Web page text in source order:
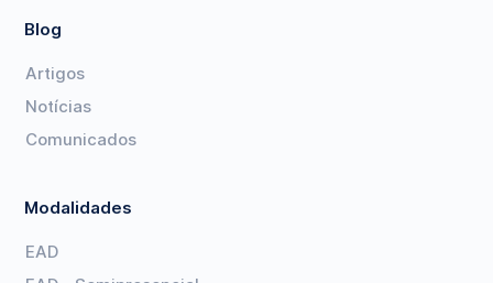
Blog
Artigos
Notícias
Comunicados
Modalidades
EAD